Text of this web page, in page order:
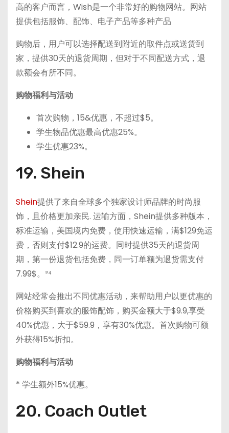
高的客户而言，Wish是一个非常好的购物网站。网站
提供包括服饰、配饰、电子产品等多种产品
购物后，用户可以选择配送到附近的取件点或送货到
家，提供30天的退货周期，但对于不同配送方式，退
款额会有所不同。
购物福利与活动
首次购物，15&优惠，不超过$5。
学生物品优惠最高优惠25%。
学生优惠23%。
19. Shein
Shein提供了来自全球多个独家设计师品牌的时尚服
饰，且价格更加亲民. 运输方面，Shein提供多种版本，
标准运输，美国境内免费，使用快速运输，满$129免运
费，否则支付$12.9的运费。同时提供35天的退货周
期，第一份退货包括免费，同一订单额为退货需支付
7.99$。³⁴
网站经常会推出不同优惠活动，来帮助用户以更优惠的
价格购买到喜欢的服饰配饰，购买金额大于$9.9,享受
40%优惠，大于$59.9，享有30%优惠。首次购物可额
外获得15%折扣。
购物福利与活动
* 学生额外15%优惠。
20. Coach Outlet